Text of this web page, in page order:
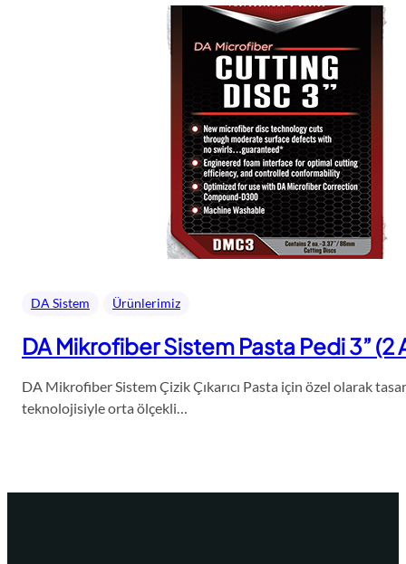
DA Sistem Ürünlerimiz
DA Mikrofiber Sistem Pasta Pedi 3” (2
DA Mikrofiber Sistem Çizik Çıkarıcı Pasta için özel olarak
teknolojisiyle orta ölçekli…